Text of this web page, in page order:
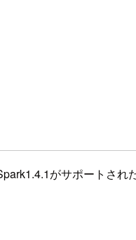
がサポートされ